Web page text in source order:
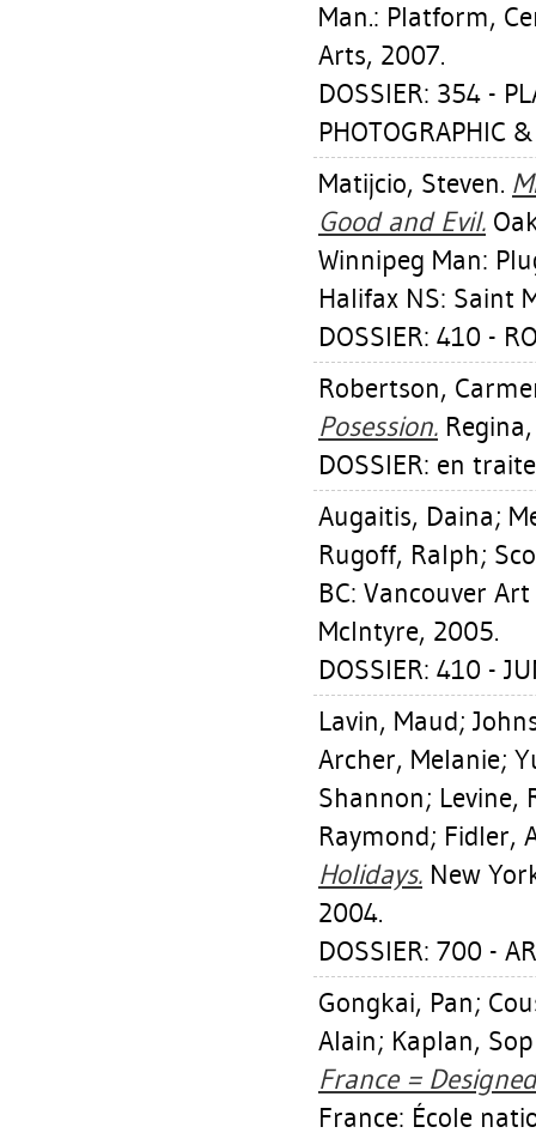
Man.: Platform,
Arts, 2007.
DOSSIER: 354 -
PHOTOGRAPHIC
Matijcio, Steven.
Good and Evil.
Winnipeg Man:
Halifax NS: Saint
DOSSIER: 410 -
Robertson,
Posession.
DOSSIER: en
Augaitis, Daina;
Rugoff, Ralph;
BC: Vancouver
McIntyre, 2005.
DOSSIER: 410 -
Lavin, Maud;
Archer, Melanie;
Shannon; Levine,
Raymond; Fidler,
Holidays. New
2004.
DOSSIER: 700 -
Gongkai, Pan;
Alain; Kaplan,
France =
France: École